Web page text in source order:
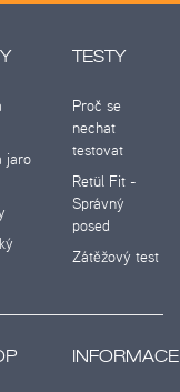
jaro
TESTY
Proč se
nechat
testovat
Retül Fit -
Správný
posed
Zátěžový test
INFORMACE